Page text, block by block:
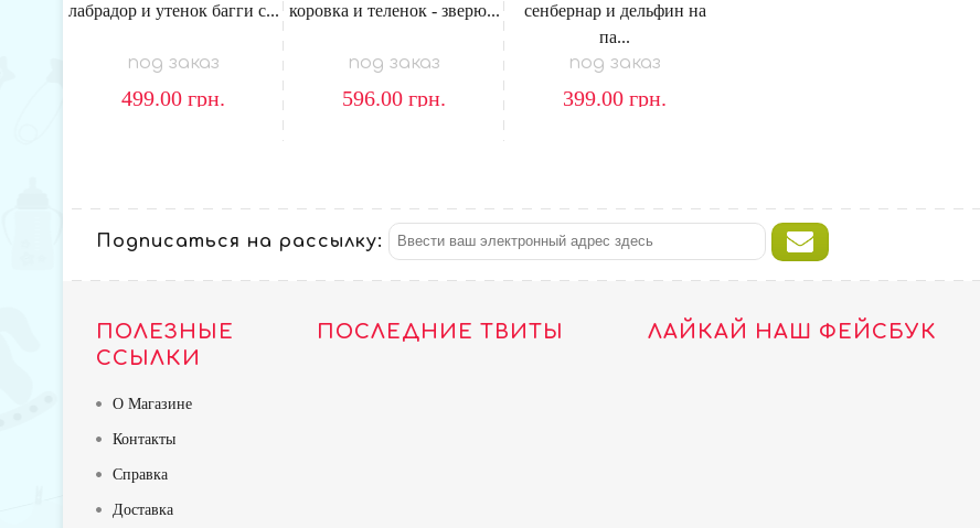
лабрадор и утенок багги с...
под заказ
499.00 грн.
коровка и теленок - зверю...
под заказ
596.00 грн.
сенбернар и дельфин на
па...
под заказ
399.00 грн.
Подписаться на рассылку:
ПОЛЕЗНЫЕ
ССЫЛКИ
О Магазине
Контакты
Справка
Доставка
ПОСЛЕДНИЕ ТВИТЫ ЛАЙКАЙ НАШ ФЕЙСБУК